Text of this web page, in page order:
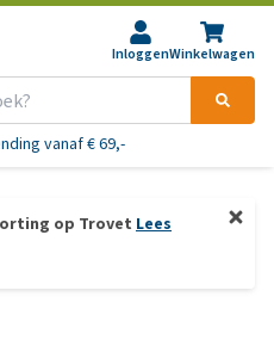
InloggenWinkelwagen
vanaf € 69,-
op Trovet Lees